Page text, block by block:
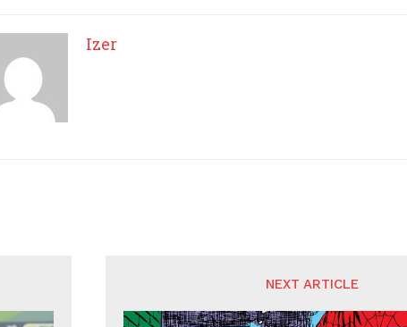
Izer
NEXT ARTICLE